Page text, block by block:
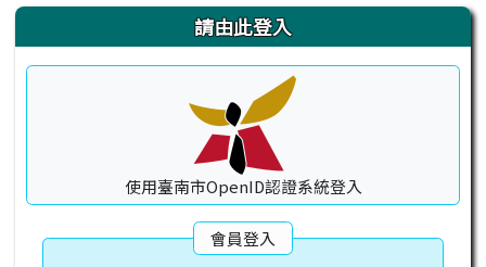
右邊區域內容 請由此登入
使用臺南市OpenID認證系統登入
會員登入